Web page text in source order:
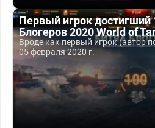
Первый игрок достигший
Блогеров 2020 World of
Вроде как первый игрок (автор
05 февраля 2020 г.